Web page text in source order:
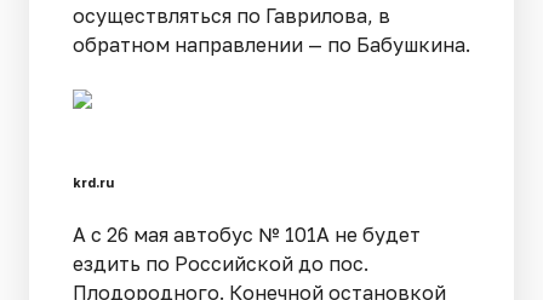
осуществляться по Гаврилова, в
обратном направлении — по Бабушкина.
krd.ru
А с 26 мая автобус № 101А не будет
ездить по Российской до пос.
Плодородного. Конечной остановкой